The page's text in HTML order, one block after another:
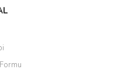
yapın!